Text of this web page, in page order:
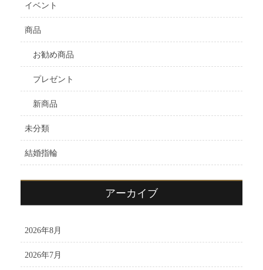
イベント
商品
お勧め商品
プレゼント
新商品
未分類
結婚指輪
アーカイブ
2026年8月
2026年7月